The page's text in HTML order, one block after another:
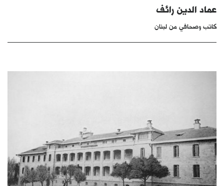
عماد الدين رائف
كاتب وصحافي من لبنان